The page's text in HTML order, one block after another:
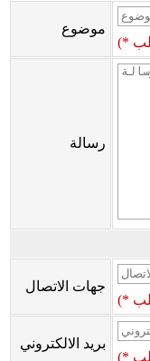
موضوع
رسالة
جهات الاتصال
بريد الالكتروني